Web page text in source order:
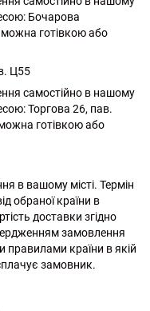
Бочарова
готівкою або
Ц55
самостійно в нашому
Торгова 26, пав.
готівкою або
в вашому місті. Термін
обраної країни в
доставки згідно
замовлення
країни в якій
замовник.